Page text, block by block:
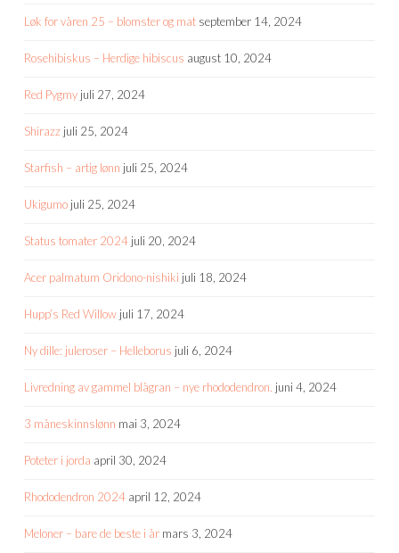
Løk for våren 25 – blomster og mat september 14, 2024
Rosehibiskus – Herdige hibiscus august 10, 2024
Red Pygmy juli 27, 2024
Shirazz juli 25, 2024
Starfish – artig lønn juli 25, 2024
Ukigumo juli 25, 2024
Status tomater 2024 juli 20, 2024
Acer palmatum Oridono-nishiki juli 18, 2024
Hupp’s Red Willow juli 17, 2024
Ny dille: juleroser – Helleborus juli 6, 2024
Livredning av gammel blågran – nye rhododendron. juni 4, 2024
3 måneskinnslønn mai 3, 2024
Poteter i jorda april 30, 2024
Rhododendron 2024 april 12, 2024
Meloner – bare de beste i år mars 3, 2024